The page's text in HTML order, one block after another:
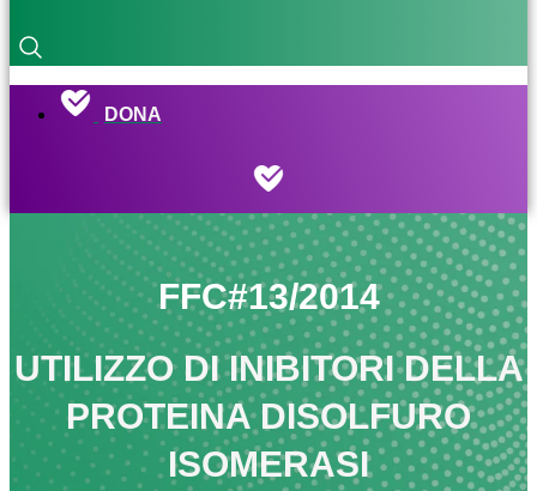
DONA
FFC#13/2014
UTILIZZO DI INIBITORI DELLA
PROTEINA DISOLFURO
ISOMERASI